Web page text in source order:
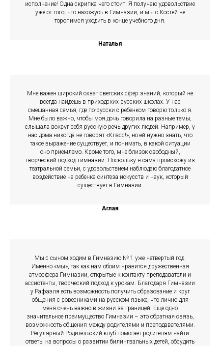
исполнение! Одна скрипка чего стоит. Я получаю удовольствие
уже от того, что нахожусь в Гимназии, и мы с Костей не
торопимся уходить в конце учебного дня.
Наталья
Мне важен широкий охват светских сфер знаний, который не
всегда найдешь в приходских русских школах. У нас
смешанная семья, где по-русски с ребенком говорю только я.
Мне было важно, чтобы моя дочь говорила на разные темы,
слышала вокруг себя русскую речь других людей. Например, у
нас дома никогда не говорят «Класс!», но ей нужно знать, что
такое выражение существует, и понимать, в какой ситуации
оно приемлемо. Кроме того, мне близок свободный,
творческий подход гимназии. Поскольку я сама происхожу из
театральной семьи, с удовольствием наблюдаю благодатное
воздействие на ребенка синтеза искусств и наук, который
существует в Гимназии.
Аглая
Мы с сыном ходим в Гимназию № 1 уже четвертый год.
Именно «мы», так как нам обоим нравится дружественная
атмосфера Гимназии, открытые к контакту преподаватели и
ассистенты, творческий подход к урокам. Благодаря Гимназии
у Рафаэля есть возможность получить образование и круг
общения с ровесниками на русском языке, что лично для
меня очень важно в жизни за границей. Еще одно
значительное преимущество Гимназии – это обратная связь,
возможность общения между родителями и преподавателями.
Регулярный Родительский клуб помогает родителям найти
ответы на вопросы о развитии билингвальных детей, обсудить